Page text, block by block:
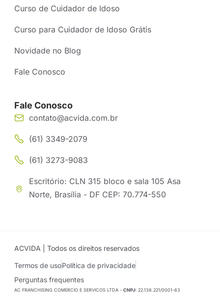
Curso de Cuidador de Idoso
Curso para Cuidador de Idoso Grátis
Novidade no Blog
Fale Conosco
Fale Conosco
contato@acvida.com.br
(61) 3349-2079
(61) 3273-9083
Escritório: CLN 315 bloco e sala 105 Asa
Norte, Brasília - DF CEP: 70.774-550
ACVIDA | Todos os direitos reservados
Termos de usoPolítica de privacidade
Perguntas frequentes
AC FRANCHISING COMERCIO E SERVICOS LTDA - CNPJ: 22.138.221/0001-63